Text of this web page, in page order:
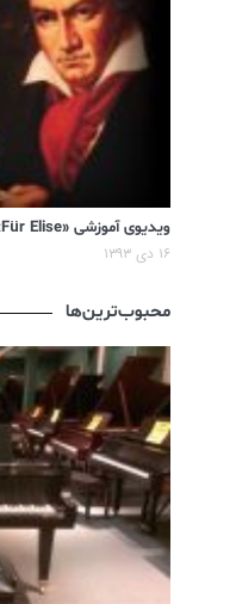
ویدیوی آموزشی «Für Elise» اثر «Beethoven»
۱۶ دی ۱۳۹۳
محبوب‌ترین‌ها